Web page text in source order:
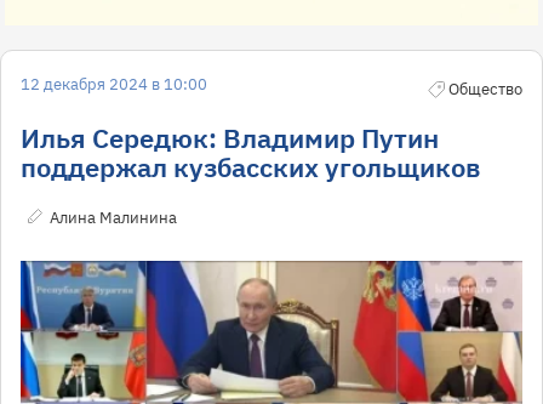
12 декабря 2024 в 10:00 Общество
Илья Середюк: Владимир Путин
поддержал кузбасских угольщиков
Алина Малинина